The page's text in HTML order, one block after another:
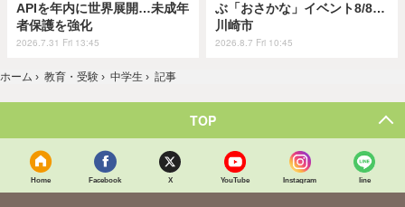
APIを年内に世界展開…未成年
者保護を強化
2026.7.31 Fri 13:45
ぶ「おさかな」イベント8/8…
川崎市
2026.8.7 Fri 10:45
ホーム › 教育・受験 › 中学生 › 記事
TOP
Home Facebook X YouTube Instagram line